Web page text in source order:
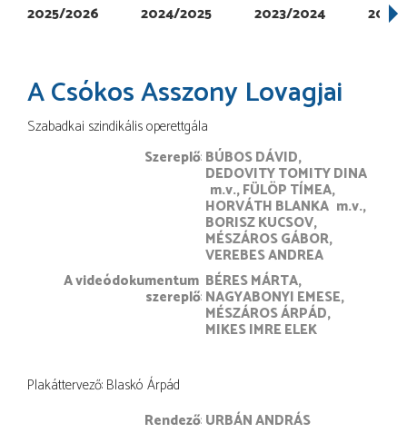
2025/2026 2024/2025 2023/2024
A Csókos Asszony Lovagjai
Szabadkai szindikális operettgála
Szereplő BÚBOS DÁVID
DEDOVITY TOMITY DINA
m.v. FÜLÖP TÍMEA
HORVÁTH BLANKA m.v.
BORISZ KUCSOV
MÉSZÁROS GÁBOR
VEREBES ANDREA
A videódokumentum
szereplő
BÉRES MÁRTA
NAGYABONYI EMESE
MÉSZÁROS ÁRPÁD
MIKES IMRE ELEK
Plakáttervező: Blaskó Árpád
rendező URBÁN ANDRÁS